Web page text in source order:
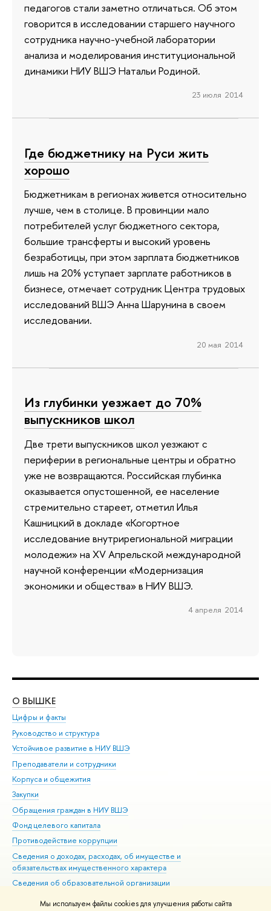
Мы используем файлы cookies для улучшения работы сайта
педагогов стали заметно отличаться. Об этом
говорится в исследовании старшего научного
сотрудника научно-учебной лаборатории
анализа и моделирования институциональной
динамики НИУ ВШЭ Натальи Родиной.
23 июля 2014
Где бюджетнику на Руси жить
хорошо
Бюджетникам в регионах живется относительно
лучше, чем в столице. В провинции мало
потребителей услуг бюджетного сектора,
большие трансферты и высокий уровень
безработицы, при этом зарплата бюджетников
лишь на 20% уступает зарплате работников в
бизнесе, отмечает сотрудник Центра трудовых
исследований ВШЭ Анна Шарунина в своем
исследовании.
20 мая 2014
Из глубинки уезжает до 70%
выпускников школ
Две трети выпускников школ уезжают с
периферии в региональные центры и обратно
уже не возвращаются. Российская глубинка
оказывается опустошенной, ее население
стремительно стареет, отметил Илья
Кашницкий в докладе «Когортное
исследование внутрирегиональной миграции
молодежи» на XV Апрельской международной
научной конференции «Модернизация
экономики и общества» в НИУ ВШЭ.
4 апреля 2014
О ВЫШКЕ
Цифры и факты
Руководство и структура
Устойчивое развитие в НИУ ВШЭ
Преподаватели и сотрудники
Корпуса и общежития
Закупки
Обращения граждан в НИУ ВШЭ
Фонд целевого капитала
Противодействие коррупции
Сведения о доходах, расходах, об имуществе и
обязательствах имущественного характера
Сведения об образовательной организации
Людям с ограниченными возможностями здоровья